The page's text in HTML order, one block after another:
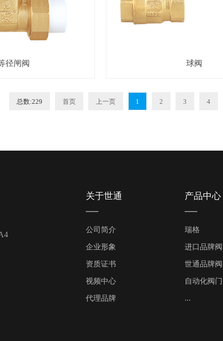
径闸阀 球阀
总数:229 首页 上一页 1 2 3 4
关于世通
公司简介
企业形象
资质证书
视频中心
代理品牌
产品中心
瑞格
进口品牌
世通品牌
自动化阀门
...